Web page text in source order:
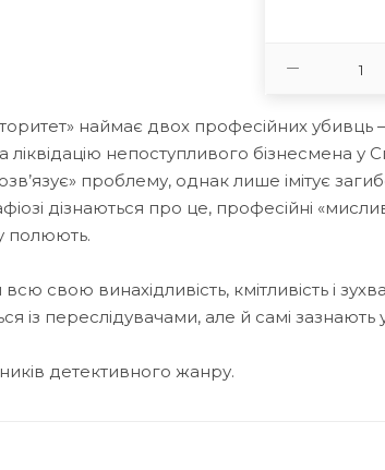
наймає двох професійних
ліквідацію непоступливого бізнесмена у
проблему, однак лише імітує
дізнаються про це, професійні
полюють.
свою винахідливість, кмітливість і
із переслідувачами, але й самі зазнають
детективного жанру.